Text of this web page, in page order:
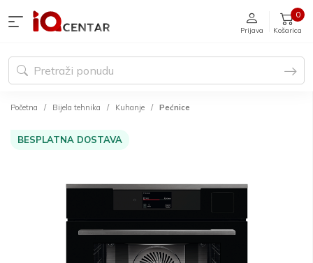
Prijava Košarica
0
Početna Bijela tehnika Kuhanje Pećnice
BESPLATNA DOSTAVA